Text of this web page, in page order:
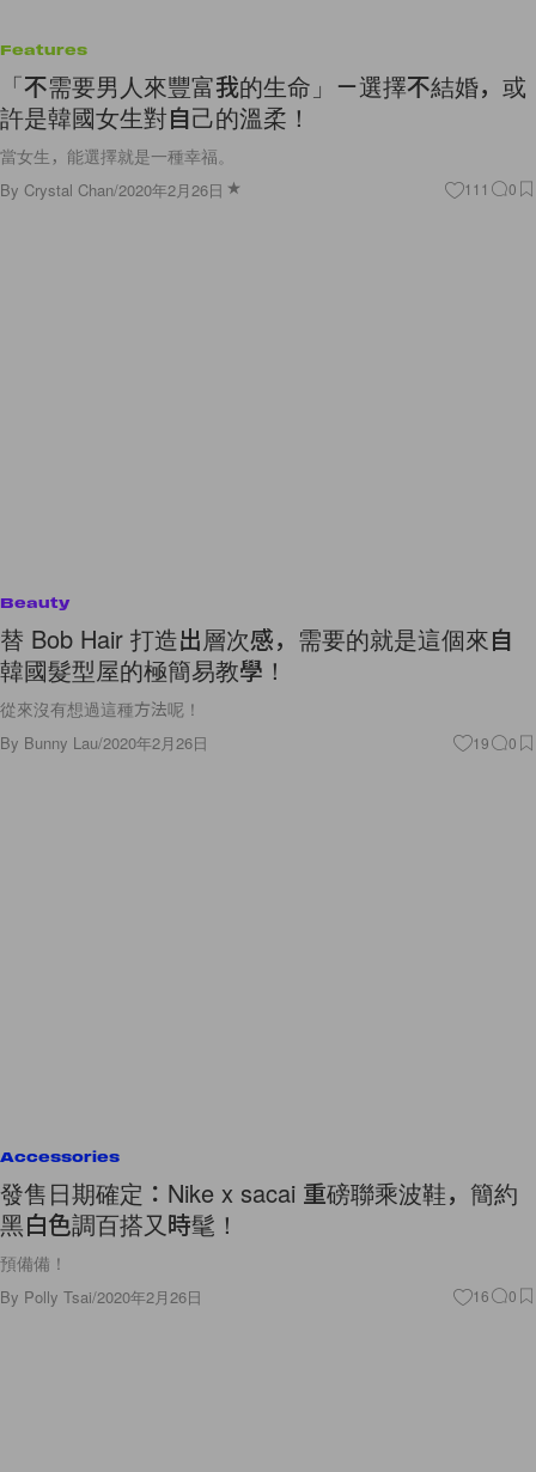
Features
「不需要男人來豐富我的生命」－選擇不結婚，或
許是韓國女生對自己的溫柔！
當女生，能選擇就是一種幸福。
By Crystal Chan/2020年2月26日 111 0
Beauty
替 Bob Hair 打造出層次感，需要的就是這個來自
韓國髮型屋的極簡易教學！
從來沒有想過這種方法呢！
By Bunny Lau/2020年2月26日 19 0
Accessories
發售日期確定：Nike x sacai 重磅聯乘波鞋，簡約
黑白色調百搭又時髦！
預備備！
By Polly Tsai/2020年2月26日 16 0